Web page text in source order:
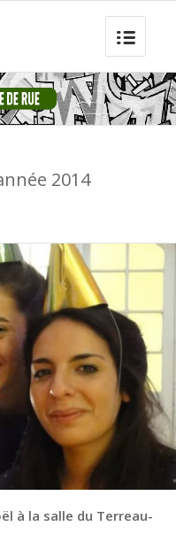
2014
à la salle du Terreau-